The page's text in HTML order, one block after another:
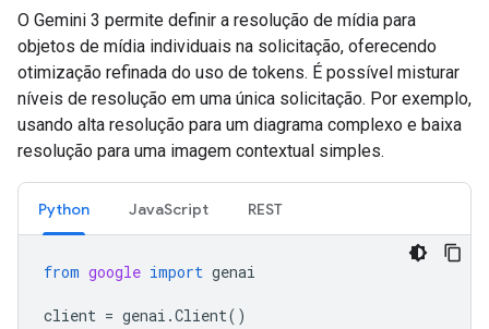
O Gemini 3 permite definir a resolução de mídia para
objetos de mídia individuais na solicitação, oferecendo
otimização refinada do uso de tokens. É possível misturar
níveis de resolução em uma única solicitação. Por exemplo,
usando alta resolução para um diagrama complexo e baixa
resolução para uma imagem contextual simples.
Python JavaScript REST
from google import genai
client = genai .Client()